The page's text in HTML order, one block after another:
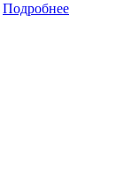
Подробнее